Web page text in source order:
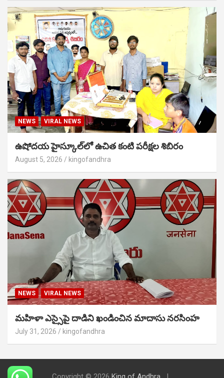
NEWS VIRAL NEWS
ఉషోదయ హైస్కూల్‌లో ఉచిత కంటి పరీక్షల శిబిరం
August 5, 2026 kingofandhra
NEWS VIRAL NEWS
మహిళా ఎస్సైపై దాడిని ఖండించిన మాదాసు నరసింహ
July 31, 2026 kingofandhra